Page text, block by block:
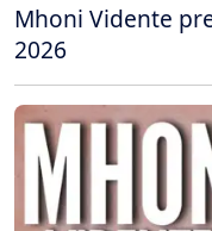
Mhoni Vidente
2026